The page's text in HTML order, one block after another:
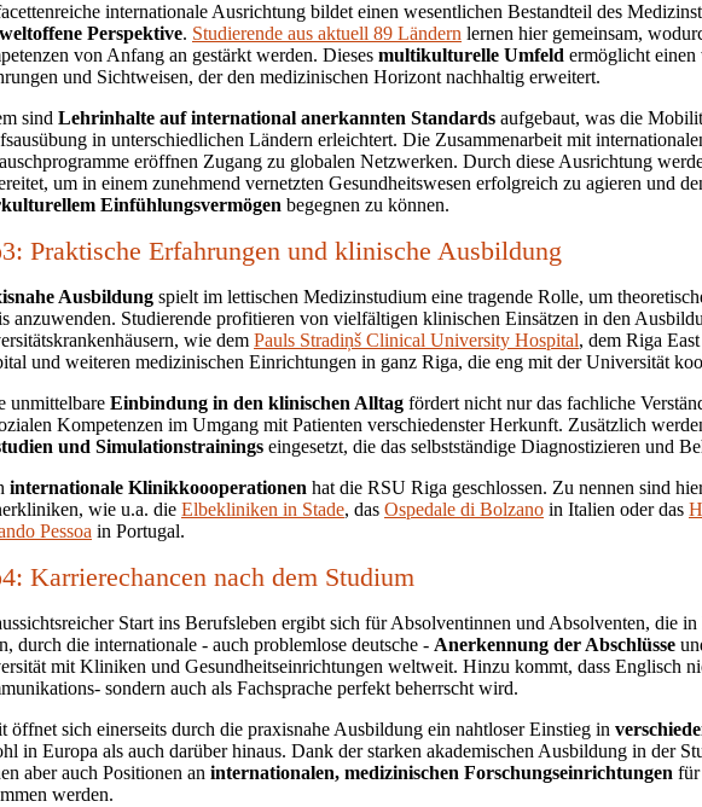
internationale Ausrichtung bildet einen wesentlichen Bestandteil des
weltoffene Perspektive. Studierende aus aktuell 89 Ländern lernen hier gemeinsam,
von Anfang an gestärkt werden. Dieses multikulturelle Umfeld ermöglicht
und Sichtweisen, der den medizinischen Horizont nachhaltig erweitert.
sind Lehrinhalte auf international anerkannten Standards aufgebaut, was die
in unterschiedlichen Ländern erleichtert. Die Zusammenarbeit mit
eröffnen Zugang zu globalen Netzwerken. Durch diese Ausrichtung
um in einem zunehmend vernetzten Gesundheitswesen erfolgreich zu agieren und
Einfühlungsvermögen begegnen zu können.
Praktische Erfahrungen und klinische Ausbildung
Ausbildung spielt im lettischen Medizinstudium eine tragende Rolle, um
anzuwenden. Studierende profitieren von vielfältigen klinischen Einsätzen in den
wie dem Pauls Stradiņš Clinical University Hospital, dem Riga
und weiteren medizinischen Einrichtungen in ganz Riga, die eng mit der Universität
unmittelbare Einbindung in den klinischen Alltag fördert nicht nur das fachliche
Kompetenzen im Umgang mit Patienten verschiedenster Herkunft. Zusätzlich
und Simulationstrainings eingesetzt, die das selbstständige Diagnostizieren und
internationale Klinikkoooperationen hat die RSU Riga geschlossen. Zu nennen sind
wie u.a. die Elbekliniken in Stade, das Ospedale di Bolzano in Italien oder das
Pessoa in Portugal.
Karrierechancen nach dem Studium
Start ins Berufsleben ergibt sich für Absolventinnen und Absolventen, die
durch die internationale - auch problemlose deutsche - Anerkennung der Abschlüsse
mit Kliniken und Gesundheitseinrichtungen weltweit. Hinzu kommt, dass Englisch
sondern auch als Fachsprache perfekt beherrscht wird.
öffnet sich einerseits durch die praxisnahe Ausbildung ein nahtloser Einstieg in
in Europa als auch darüber hinaus. Dank der starken akademischen Ausbildung in der
aber auch Positionen an internationalen, medizinischen Forschungseinrichtungen für
werden.